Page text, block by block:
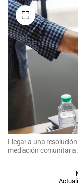
Llegar a una
mediación